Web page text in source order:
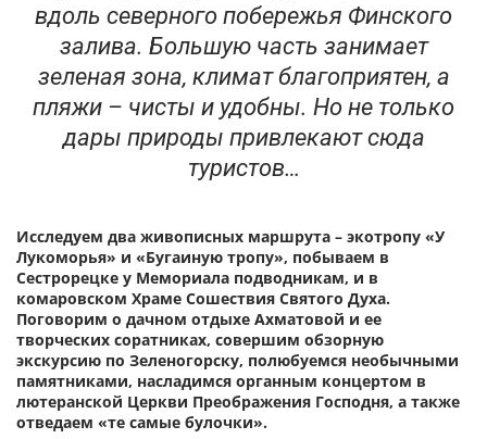
вдоль северного побережья Финского
залива. Большую часть занимает
зеленая зона, климат благоприятен, а
пляжи – чисты и удобны. Но не только
дары природы привлекают сюда
туристов…
Исследуем два живописных маршрута – экотропу «У
Лукоморья» и «Бугаиную тропу», побываем в
Сестрорецке у Мемориала подводникам, и в
комаровском Храме Сошествия Святого Духа.
Поговорим о дачном отдыхе Ахматовой и ее
творческих соратниках, совершим обзорную
экскурсию по Зеленогорску, полюбуемся необычными
памятниками, насладимся органным концертом в
лютеранской Церкви Преображения Господня, а также
отведаем «те самые булочки».